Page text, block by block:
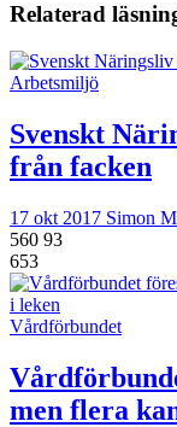
Relaterad
Arbetsmiljö
Svenskt
från facken
17 okt 2017 Simon
560 93
653
Vårdförbundet
men flera